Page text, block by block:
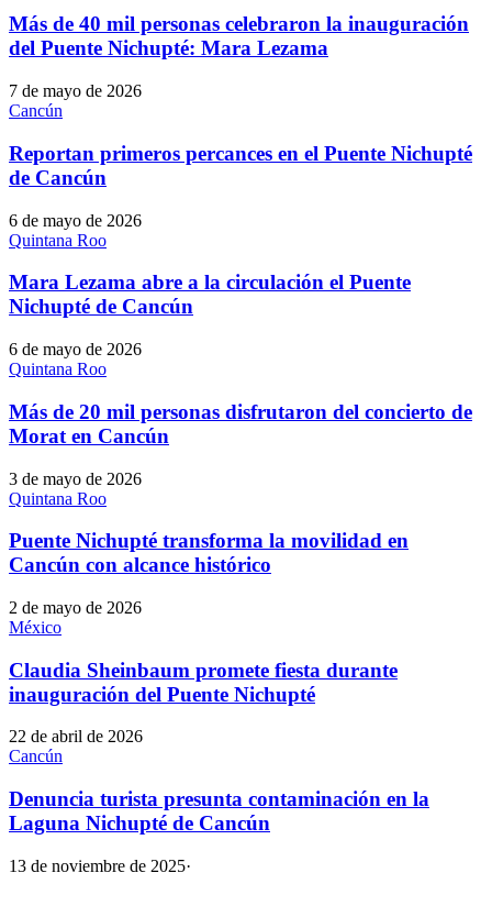
Más de 40 mil personas celebraron la inauguración
del Puente Nichupté: Mara Lezama
7 de mayo de 2026
Cancún
Reportan primeros percances en el Puente Nichupté
de Cancún
6 de mayo de 2026
Quintana Roo
Mara Lezama abre a la circulación el Puente
Nichupté de Cancún
6 de mayo de 2026
Quintana Roo
Más de 20 mil personas disfrutaron del concierto de
Morat en Cancún
3 de mayo de 2026
Quintana Roo
Puente Nichupté transforma la movilidad en
Cancún con alcance histórico
2 de mayo de 2026
México
Claudia Sheinbaum promete fiesta durante
inauguración del Puente Nichupté
22 de abril de 2026
Cancún
Denuncia turista presunta contaminación en la
Laguna Nichupté de Cancún
13 de noviembre de 2025·